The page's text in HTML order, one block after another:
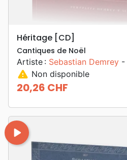
Héritage [CD]
Cantiques de Noël
Artiste : Sebastian Demrey -
warning Non disponible
Prix
20,26 CHF
play_arrow